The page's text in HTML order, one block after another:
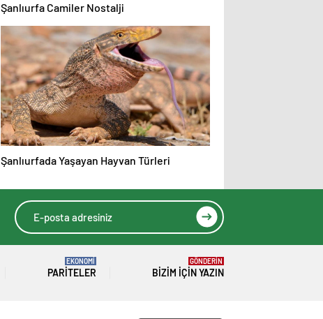
Şanlıurfa Camiler Nostalji
Şanlıurfada Yaşayan Hayvan Türleri
PARITELER
EKONOMİ
BIZIM İÇIN YAZIN
GÖNDERİN